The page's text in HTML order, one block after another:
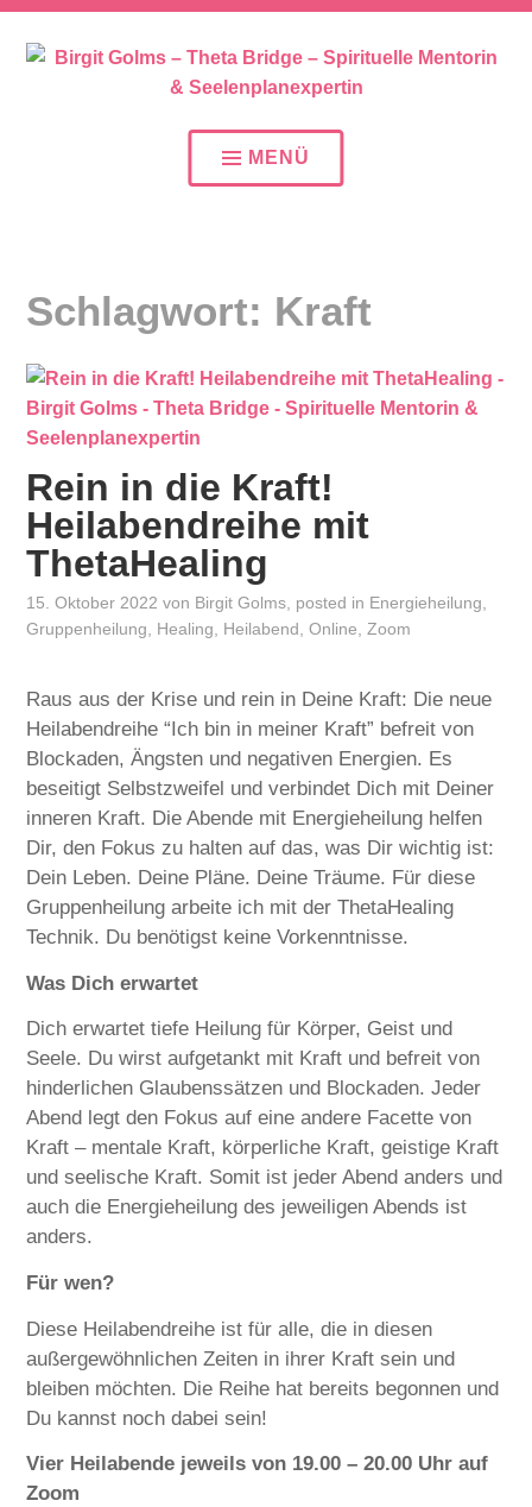
BIRGIT GOLMS – THETA
BRIDGE – SPIRITUELLE
MENTORIN &
MENÜ
Schlagwort: Kraft
Rein in die Kraft!
Heilabendreihe mit
ThetaHealing
15. Oktober 2022 von Birgit Golms, posted in Energieheilung,
Gruppenheilung, Healing, Heilabend,Online,Zoom
Raus aus der Krise und rein in Deine Kraft: Die neue
Heilabendreihe “Ich bin in meiner Kraft” befreit von
Blockaden, Ängsten und negativen Energien. Es
beseitigt Selbstzweifel und verbindet Dich mit Deiner
inneren Kraft. Die Abende mit Energieheilung helfen
Dir, den Fokus zu halten auf das, was Dir wichtig ist:
Dein Leben. Deine Pläne. Deine Träume. Für diese
Gruppenheilung arbeite ich mit der ThetaHealing
Technik. Du benötigst keine Vorkenntnisse.
Was Dich erwartet
Dich erwartet tiefe Heilung für Körper, Geist und
Seele. Du wirst aufgetankt mit Kraft und befreit von
hinderlichen Glaubenssätzen und Blockaden. Jeder
Abend legt den Fokus auf eine andere Facette von
Kraft – mentale Kraft, körperliche Kraft, geistige Kraft
und seelische Kraft. Somit ist jeder Abend anders und
auch die Energieheilung des jeweiligen Abends ist
anders.
Für wen?
Diese Heilabendreihe ist für alle, die in diesen
außergewöhnlichen Zeiten in ihrer Kraft sein und
bleiben möchten. Die Reihe hat bereits begonnen und
Du kannst noch dabei sein!
Vier Heilabende jeweils von 19.00 – 20.00 Uhr auf
Zoom